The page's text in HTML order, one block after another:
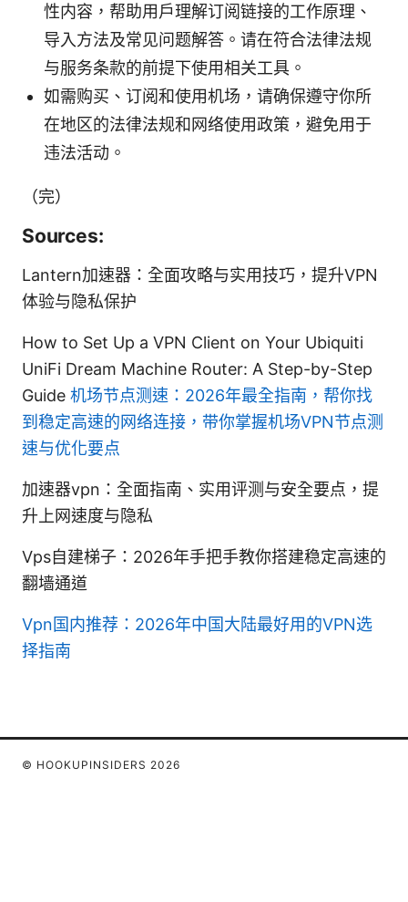
性内容，帮助用户理解订阅链接的工作原理、
导入方法及常见问题解答。请在符合法律法规
与服务条款的前提下使用相关工具。
如需购买、订阅和使用机场，请确保遵守你所
在地区的法律法规和网络使用政策，避免用于
违法活动。
（完）
Sources:
Lantern加速器：全面攻略与实用技巧，提升VPN
体验与隐私保护
How to Set Up a VPN Client on Your Ubiquiti
UniFi Dream Machine Router: A Step-by-Step
Guide 机场节点测速：2026年最全指南，帮你找
到稳定高速的网络连接，带你掌握机场VPN节点测
速与优化要点
加速器vpn：全面指南、实用评测与安全要点，提
升上网速度与隐私
Vps自建梯子：2026年手把手教你搭建稳定高速的
翻墙通道
Vpn国内推荐：2026年中国大陆最好用的VPN选
择指南
© HOOKUPINSIDERS 2026